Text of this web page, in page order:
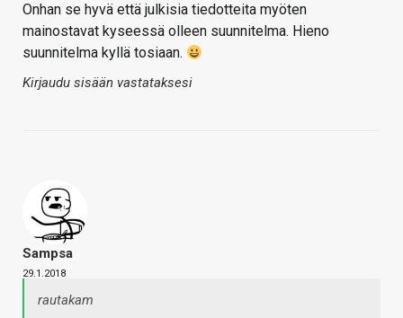
Onhan se hyvä että julkisia tiedotteita myöten
mainostavat kyseessä olleen suunnitelma. Hieno
suunnitelma kyllä tosiaan.
Kirjaudu sisään vastataksesi
Sampsa
29.1.2018
rautakam